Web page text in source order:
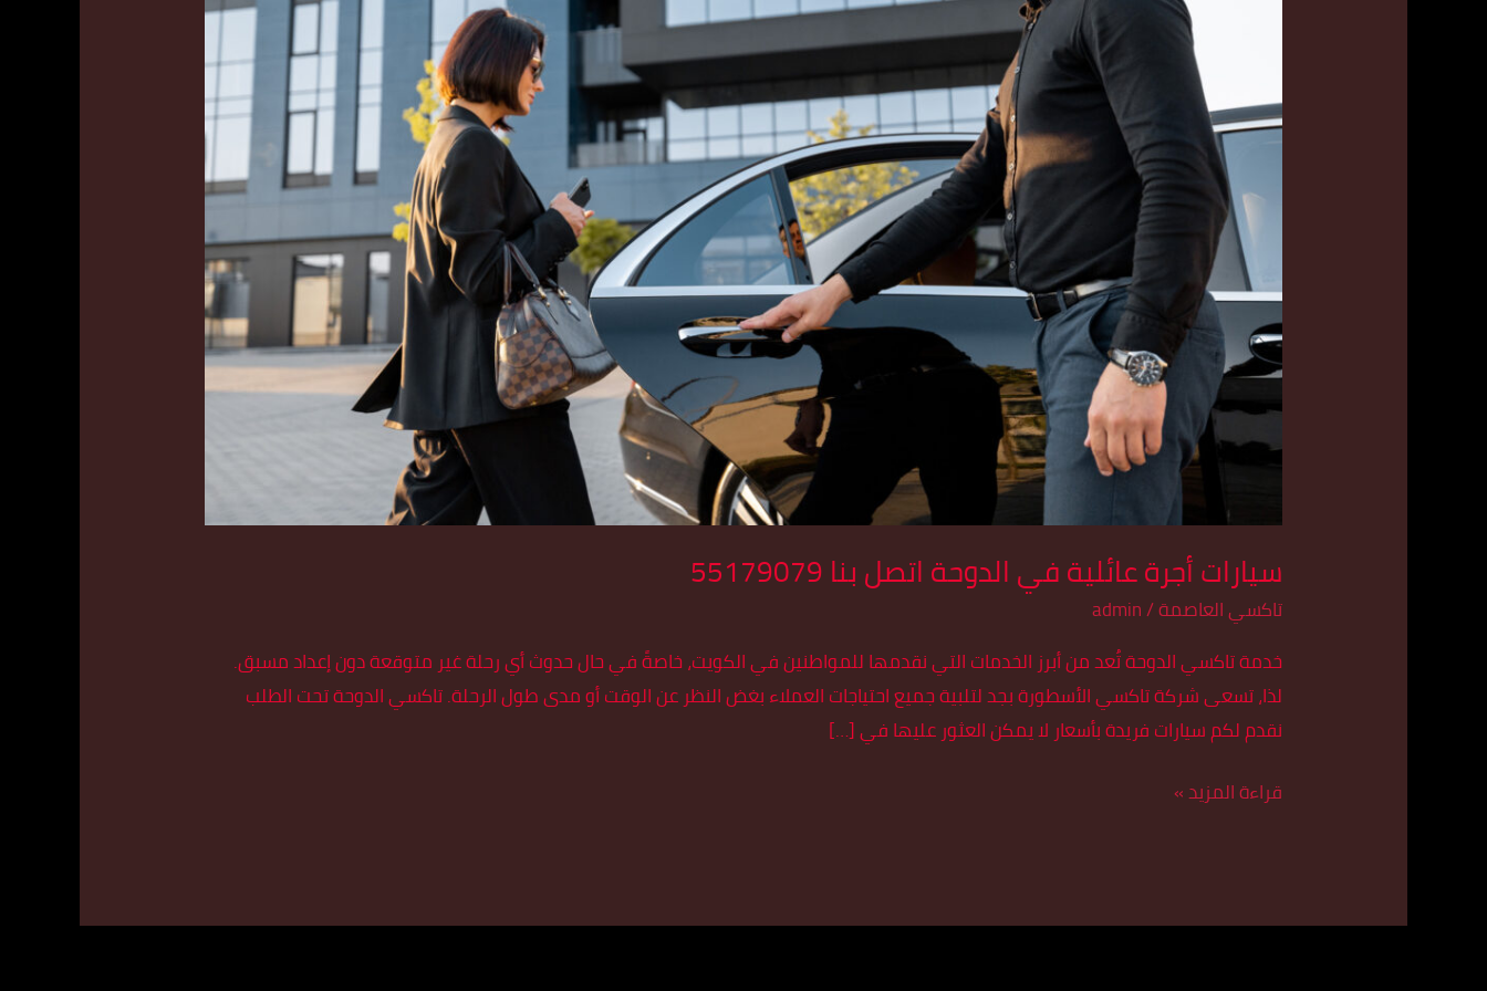
سيارات أجرة عائلية في الدوحة اتصل بنا 55179079
تاكسي العاصمة/
admin
خدمة تاكسي الدوحة تُعد من أبرز الخدمات التي نقدمها للمواطنين في الكويت، خاصةً في حال حدوث أي رحلة غير متوقعة دون إعداد مسبق.
لذا، تسعى شركة تاكسي الأسطورة بجد لتلبية جميع احتياجات العملاء بغض النظر عن الوقت أو مدى طول الرحلة. تاكسي الدوحة تحت الطلب
نقدم لكم سيارات فريدة بأسعار لا يمكن العثور عليها في […]
55179079
قراءة المزيد »